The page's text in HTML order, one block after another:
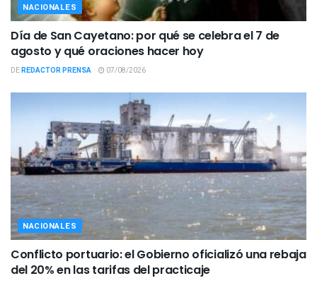
NACIONALES
Día de San Cayetano: por qué se celebra el 7 de
agosto y qué oraciones hacer hoy
DEREDACTOR PRENSA 07/08/2026
NACIONALES
Conflicto portuario: el Gobierno oficializó una rebaja
del 20% en las tarifas del practicaje